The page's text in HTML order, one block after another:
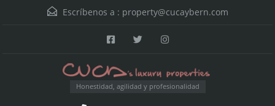
Escríbenos a : property@cucaybern.com
Honestidad, agilidad y profesionalidad